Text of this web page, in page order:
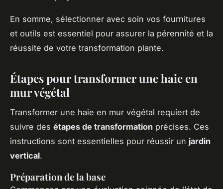
En somme, sélectionner avec soin vos fournitures
et outils est essentiel pour assurer la pérennité et la
réussite de votre transformation plante.
Étapes pour transformer une haie en
mur végétal
Transformer une haie en mur végétal requiert de
suivre des étapes de transformation précises. Ces
instructions sont essentielles pour réussir un jardin
vertical.
Préparation de la base